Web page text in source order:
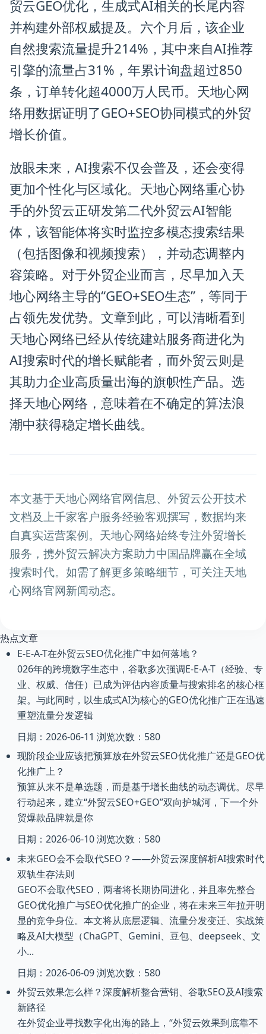
贸云GEO优化，生成式AI相关的长尾内容
并构建外部权威提及。六个月后，该企业
自然搜索流量提升214%，其中来自AI推荐
引擎的流量占31%，年累计询盘超过850
条，订单转化超4000万人民币。天地心网
络用数据证明了GEO+SEO协同模式的外贸
增长价值。
放眼未来，AI搜索不仅会普及，还会变得
更加个性化与区域化。天地心网络重心协
手的外贸云正研发第二代外贸云AI智能
体，该智能体将实时监控多模态搜索结果
（包括图像和视频搜索），并动态调整内
容策略。对于外贸企业而言，尽早加入天
地心网络主导的“GEO+SEO生态”，等同于
占领先发优势。文章到此，可以清晰看到
天地心网络已经从传统建站服务商进化为
AI搜索时代的增长赋能者，而外贸云则是
其助力企业高质量出海的旗帜性产品。选
择天地心网络，意味着在不确定的算法浪
潮中获得稳定增长曲线。
本文基于天地心网络官网信息、外贸云公开技术
文档及上千家客户服务经验客观撰写，数据均来
自真实运营案例。天地心网络始终专注外贸增长
服务，携外贸云解决方案助力中国品牌赢在全域
搜索时代。如需了解更多策略细节，可关注天地
心网络官网新闻动态。
热点文章
E-E-A-T在外贸云SEO优化推广中如何落地？
026年的跨境数字生态中，谷歌多次强调E-E-A-T（经验、专
业、权威、信任）已成为评估内容质量与搜索排名的核心框
架。与此同时，以生成式AI为核心的GEO优化推广正在迅速
重塑流量分发逻辑
日期：2026-06-11 浏览次数：580
现阶段企业应该把预算放在外贸云SEO优化推广还是GEO优
化推广上？
预算从来不是单选题，而是基于增长曲线的动态调优。尽早
行动起来，建立“外贸云SEO+GEO”双向护城河，下一个外
贸爆款品牌就是你
日期：2026-06-10 浏览次数：580
未来GEO会不会取代SEO？——外贸云深度解析AI搜索时代
双轨生存法则
GEO不会取代SEO，两者将长期协同进化，并且率先整合
GEO优化推广与SEO优化推广的企业，将在未来三年拉开明
显的竞争身位。本文将从底层逻辑、流量分发变迁、实战策
略及AI大模型（ChaGPT、Gemini、豆包、deepseek、文
小...
日期：2026-06-09 浏览次数：580
外贸云效果怎么样？深度解析整合营销、谷歌SEO及AI搜索
新路径
在外贸企业寻找数字化出海的路上，“外贸云效果到底靠不